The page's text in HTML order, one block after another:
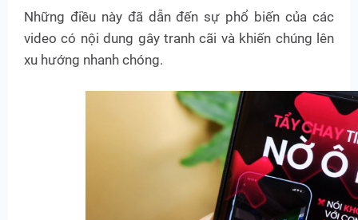
Những điều này đã dẫn đến sự phổ biến của các
video có nội dung gây tranh cãi và khiến chúng lên
xu hướng nhanh chóng.